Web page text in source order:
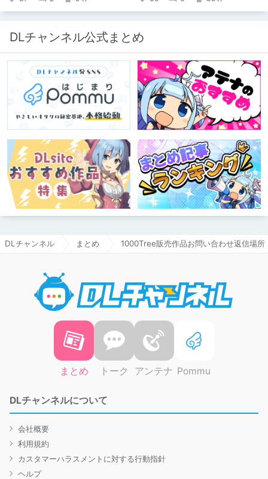
DLチャンネル公式まとめ
DLチャンネル まとめ 1000Tree販売作品お問い合わせ返信場所
まとめ トーク アンテナ Pommu
DLチャンネルについて
会社概要
利用規約
カスタマーハラスメントに対する行動指針
ヘルプ